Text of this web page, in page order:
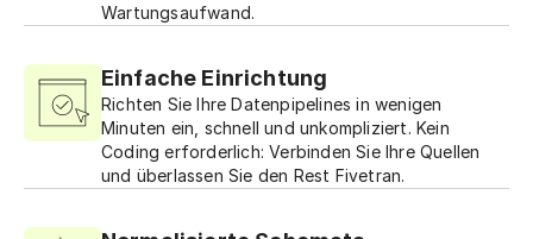
Wartungsaufwand.
Einfache Einrichtung
Richten Sie Ihre Datenpipelines in wenigen
Minuten ein, schnell und unkompliziert. Kein
Coding erforderlich: Verbinden Sie Ihre Quellen
und überlassen Sie den Rest Fivetran.